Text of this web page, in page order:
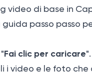
video di base in
passo passo
Fai clic per caricare".
i video e le foto